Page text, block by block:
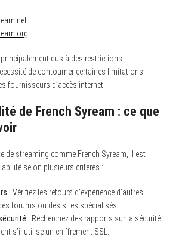
dus à des restrictions
de contourner certaines limitations
fournisseurs d’accès internet.
de French Syream : ce que
de streaming comme French Syream, il est
selon plusieurs critères :
: Vérifiez les retours d’expérience d’autres
forums ou des sites spécialisés.
: Recherchez des rapports sur la sécurité
s’il utilise un chiffrement SSL.